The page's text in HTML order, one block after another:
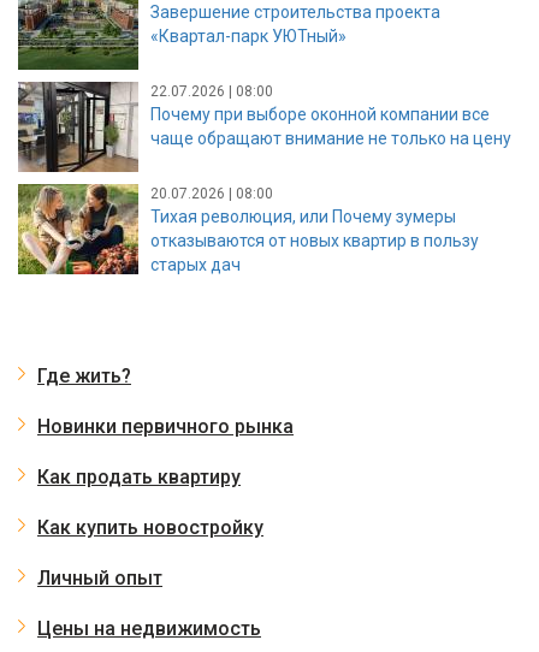
Завершение строительства проекта
«Квартал-парк УЮТный»
22.07.2026 | 08:00
Почему при выборе оконной компании все
чаще обращают внимание не только на цену
20.07.2026 | 08:00
Тихая революция, или Почему зумеры
отказываются от новых квартир в пользу
старых дач
Где жить?
Новинки первичного рынка
Как продать квартиру
Как купить новостройку
Личный опыт
Цены на недвижимость